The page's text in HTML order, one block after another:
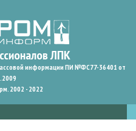
информации ПИ №ФС77-36401 от
2002 - 2022